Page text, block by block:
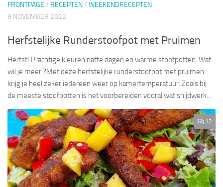
FRONTPAGE / RECEPTEN/ WEEKENDRECEPTEN
9 NOVEMBER 2022
Herfstelijke Runderstoofpot met Pruimen
Herfst! Prachtige kleuren natte dagen en warme stoofpotten. Wat
wil je meer ?Met deze herfstelijke runderstoofpot met pruimen
krijg je heel zeker iedereen weer op kamertemperatuur. Zoals bij
de meeste stoofpotten is het voorbereiden vooral wat snijdwerk...
12